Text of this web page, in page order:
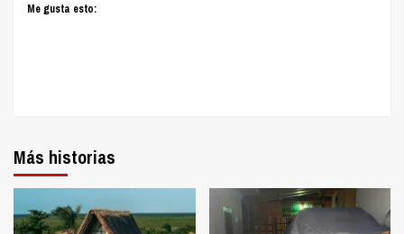
Me gusta esto:
Más historias